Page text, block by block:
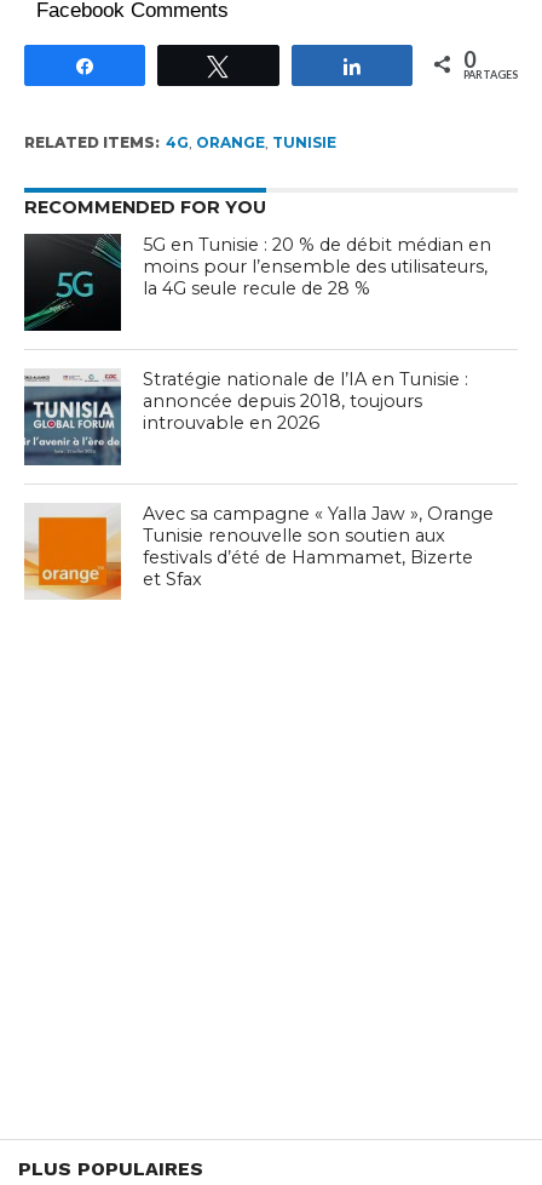
Facebook Comments
Partagez 0
PARTAGES
RELATED ITEMS: 4G, ORANGE, TUNISIE
RECOMMENDED FOR YOU
5G en Tunisie : 20 % de débit médian en
moins pour l’ensemble des utilisateurs,
la 4G seule recule de 28 %
Stratégie nationale de l’IA en Tunisie :
annoncée depuis 2018, toujours
introuvable en 2026
Avec sa campagne « Yalla Jaw », Orange
Tunisie renouvelle son soutien aux
festivals d’été de Hammamet, Bizerte
et Sfax
PLUS POPULAIRES